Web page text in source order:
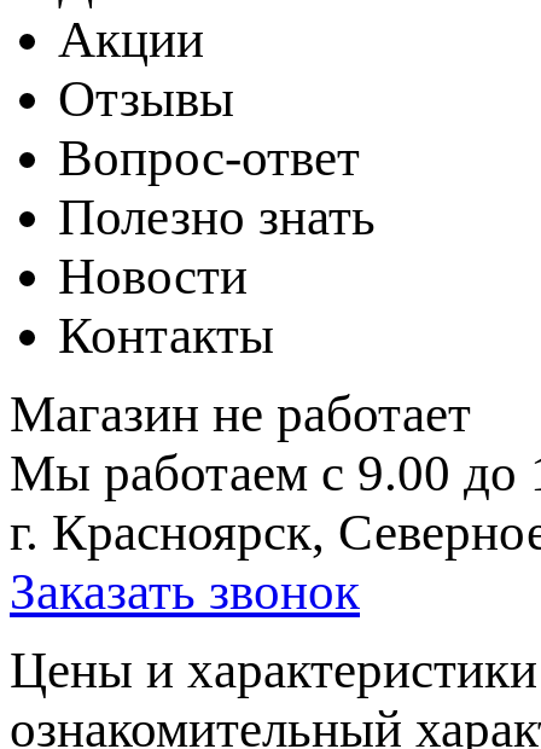
Акции
Отзывы
Вопрос-ответ
Полезно знать
Новости
Контакты
Магазин не работает
Мы работаем с 9.00 до
г. Красноярск,
Заказать звонок
Цeны и
ознакомительный